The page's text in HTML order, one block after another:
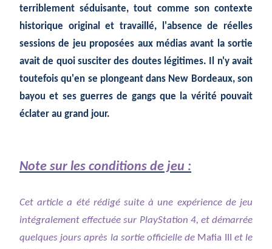
terriblement séduisante, tout comme son contexte
historique original et travaillé, l'absence de réelles
sessions de jeu proposées aux médias avant la sortie
avait de quoi susciter des doutes légitimes. Il n'y avait
toutefois qu'en se plongeant dans New Bordeaux, son
bayou et ses guerres de gangs que la vérité pouvait
éclater au grand jour.
Note sur les conditions de jeu :
Cet article a été rédigé suite à une expérience de jeu
intégralement effectuée sur PlayStation 4, et démarrée
quelques jours après la sortie officielle de Mafia III
et le